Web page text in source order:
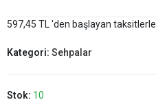
597,45 TL 'den başlayan taksitlerle
Kategori: Sehpalar
Stok: 10